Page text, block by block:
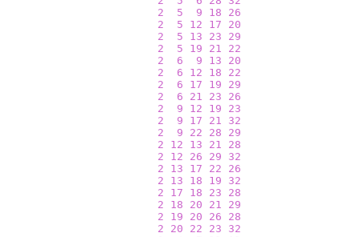
2
5 9 18
26
2
5 12 17
20
2
5 13 23
29
2
5 19 21
22
2
6 9 13
20
2
6 12 18
22
2
6 17 19
29
2
6 21 23
26
2
9 12 19
23
2
9 17 21
32
2
9 22 28
29
2
12 13 21
28
2
12 26 29
32
2
13 17 22
26
2
13 18 19
32
2
17 18 23
28
2
18 20 21
29
2
19 20 26
28
2
20 22 23
32